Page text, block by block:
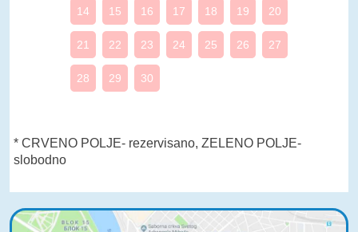
14 15 16 17 18 19 20
21 22 23 24 25 26 27
28 29 30
* CRVENO POLJE- rezervisano, ZELENO POLJE-
slobodno